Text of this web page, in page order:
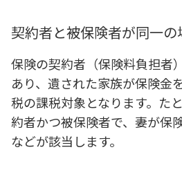
契約者と被保険者が同一の
保険の契約者（保険料負担者
あり、遺された家族が保険金
税の課税対象となります。た
約者かつ被保険者で、妻が保
などが該当します。